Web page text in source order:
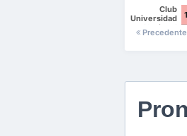
Club
Universidad
Nacional
Precedente